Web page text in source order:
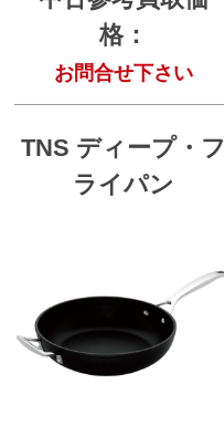
格：
お問合せ下さい
TNS ディープ・フ
ライパン